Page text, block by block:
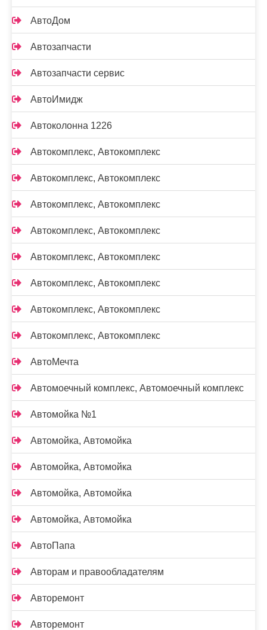
АвтоДом
Автозапчасти
Автозапчасти сервис
АвтоИмидж
Автоколонна 1226
Автокомплекс, Автокомплекс
Автокомплекс, Автокомплекс
Автокомплекс, Автокомплекс
Автокомплекс, Автокомплекс
Автокомплекс, Автокомплекс
Автокомплекс, Автокомплекс
Автокомплекс, Автокомплекс
Автокомплекс, Автокомплекс
АвтоМечта
Автомоечный комплекс, Автомоечный комплекс
Автомойка №1
Автомойка, Автомойка
Автомойка, Автомойка
Автомойка, Автомойка
Автомойка, Автомойка
АвтоПапа
Авторам и правообладателям
Авторемонт
Авторемонт